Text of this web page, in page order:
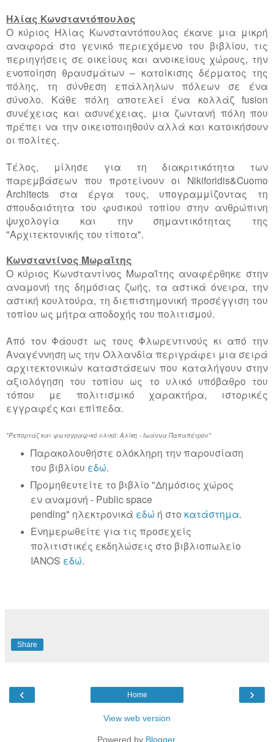
Ηλίας Κωνσταντόπουλος
Ο κύριος Ηλίας Κωνσταντόπουλος έκανε μια μικρή
αναφορά στο γενικό περιεχόμενο του βιβλίου, τις
περιηγήσεις σε οικείους και ανοικείους χώρους, την
ενοποίηση θραυσμάτων – κατοίκισης δέρματος της
πόλης, τη σύνθεση επάλληλων πόλεων σε ένα
σύνολο. Κάθε πόλη αποτελεί ένα κολλάζ fusion
συνέχειας και ασυνέχειας, μια ζωντανή πόλη που
πρέπει να την οικειοποιηθούν αλλά και κατοικήσουν
οι πολίτες.
Τέλος, μίλησε για τη διακριτικότητα των
παρεμβάσεων που προτείνουν οι Nikiforidis&Cuomo
Architects στα έργα τους, υπογραμμίζοντας τη
σπουδαιότητα του φυσικού τοπίου στην ανθρώπινη
ψυχολογία και την σημαντικότητας της
"Αρχιτεκτονικής του τίποτα".
Κωνσταντίνος Μωραΐτης
Ο κύριος Κωνσταντίνος Μωραΐτης αναφέρθηκε στην
αναμονή της δημόσιας ζωής, τα αστικά όνειρα, την
αστική κουλτούρα, τη διεπιστημονική προσέγγιση του
τοπίου ως μήτρα αποδοχής του πολιτισμού.
Από τον Φάουστ ως τους Φλωρεντινούς κι από την
Αναγέννηση ως την Ολλανδία περιγράφει μια σειρά
αρχιτεκτονικών καταστάσεων που καταλήγουν στην
αξιολόγηση του τοπίου ως το υλικό υπόβαθρο του
τόπου με πολιτισμικό χαρακτήρα, ιστορικές
εγγραφές και επίπεδα.
*Ρεπορτάζ και φωτογραφικό υλικό: Αλίκη - Ιωάννα Παπαπέτρου*
Παρακολουθήστε ολόκληρη την παρουσίαση
του βιβλίου εδώ.
Προμηθευτείτε το βιβλίο "Δημόσιος χώρος
εν αναμονή - Public space
pending" ηλεκτρονικά εδώ ή στο κατάστημα.
Ενημερωθείτε για τις προσεχείς
πολιτιστικές εκδηλώσεις στο βιβλιοπωλείο
IANOS εδώ.
Share
‹ ›
Home
View web version
Powered by Blogger.